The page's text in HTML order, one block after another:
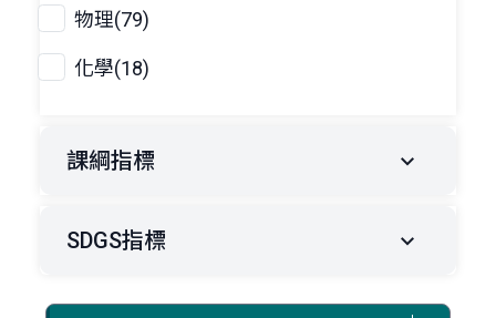
物理(79)
化學(18)
課綱指標
SDGS指標